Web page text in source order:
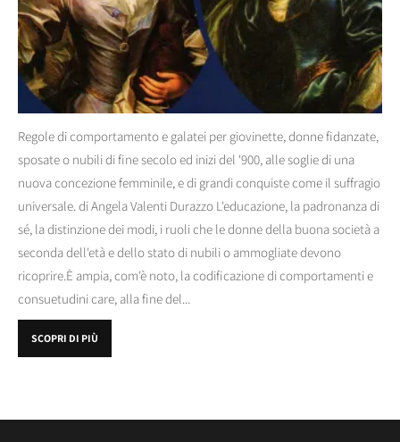
Regole di comportamento e galatei per giovinette, donne fidanzate,
sposate o nubili di fine secolo ed inizi del '900, alle soglie di una
nuova concezione femminile, e di grandi conquiste come il suffragio
universale. di Angela Valenti Durazzo L'educazione, la padronanza di
sé, la distinzione dei modi, i ruoli che le donne della buona società a
seconda dell'età e dello stato di nubili o ammogliate devono
ricoprire.È ampia, com'è noto, la codificazione di comportamenti e
consuetudini care, alla fine del...
SCOPRI DI PIÙ